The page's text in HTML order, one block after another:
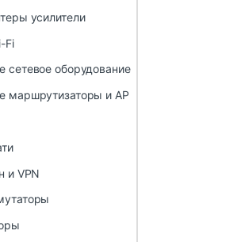
усилители
Fi
сетевое оборудование
маршрутизаторы и AP
и VPN